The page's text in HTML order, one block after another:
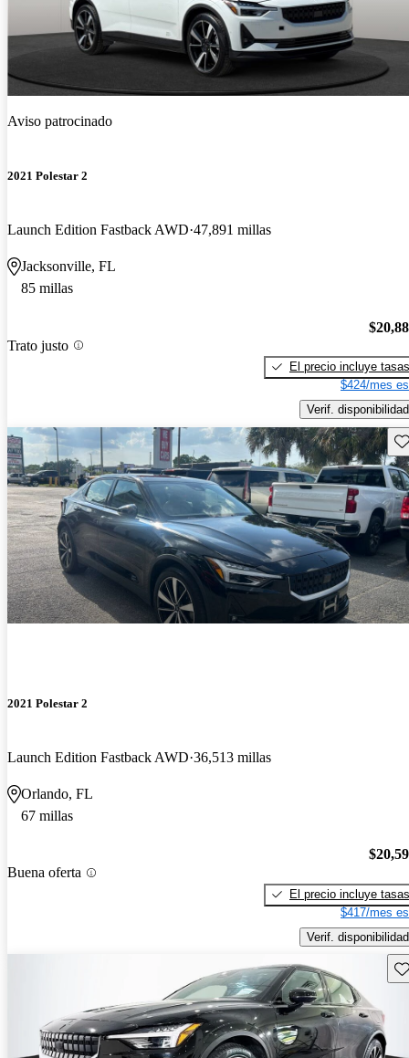
Aviso patrocinado
2021 Polestar 2
Launch Edition Fastback AWD 47,891 millas
Jacksonville, FL
85 millas
Trato justo
El precio incluye tasas
$424/mes
Verif. disponibilidad
2021 Polestar 2
Launch Edition Fastback AWD 36,513 millas
Orlando, FL
67 millas
Buena oferta
El precio incluye tasas
$417/mes
Verif. disponibilidad